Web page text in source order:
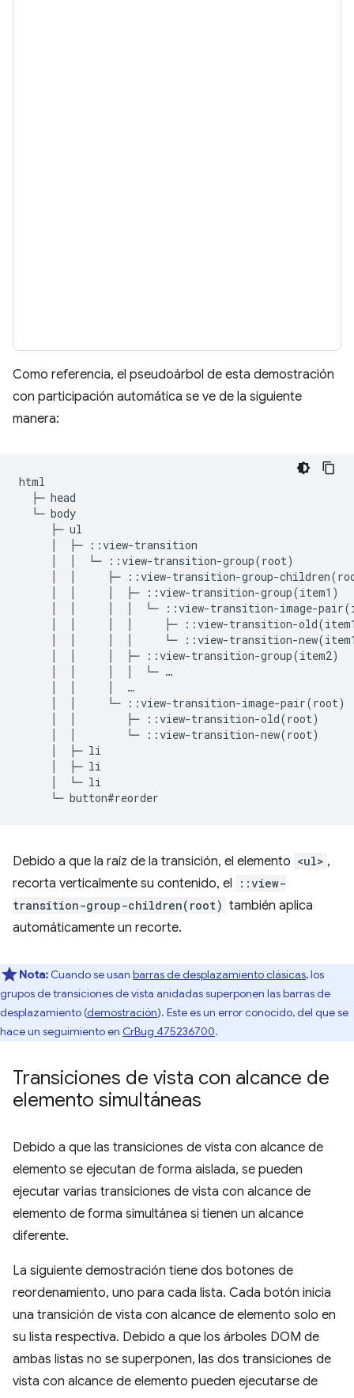
Como referencia, el pseudoárbol de esta demostración
con participación automática se ve de la siguiente
manera:
html
  ├─ head
  └─ body
     ├─ ul
     │  ├─ ::view-transition
     │  │  └─ ::view-transition-group(root)
│  │     ├─ ::view-transition-group-
     │  │     │  ├─ ::view-transition-group(item1)
│  │     │  │  └─ ::view-transition-image-
│  │     │  │     ├─ ::view-transition-
│  │     │  │     └─ ::view-transition-
     │  │     │  ├─ ::view-transition-group(item2)
     │  │     │  │  └─ …
     │  │     │  …
     │  │     └─ ::view-transition-image-pair(root)
     │  │        ├─ ::view-transition-old(root)
     │  │        └─ ::view-transition-new(root)
     │  ├─ li
     │  ├─ li
     │  └─ li
Debido a que la raíz de la transición, el elemento <ul> ,
recorta verticalmente su contenido, el
::view-
transition-group-children(root) también aplica
automáticamente un recorte.
Nota: Cuando se usan barras de desplazamiento clásicas, los
grupos de transiciones de vista anidadas superponen las barras de
desplazamiento (demostración). Este es un error conocido, del que se
hace un seguimiento en CrBug 475236700.
Transiciones de vista con alcance de
elemento simultáneas
Debido a que las transiciones de vista con alcance de
elemento se ejecutan de forma aislada, se pueden
ejecutar varias transiciones de vista con alcance de
elemento de forma simultánea si tienen un alcance
diferente.
La siguiente demostración tiene dos botones de
reordenamiento, uno para cada lista. Cada botón inicia
una transición de vista con alcance de elemento solo en
su lista respectiva. Debido a que los árboles DOM de
ambas listas no se superponen, las dos transiciones de
vista con alcance de elemento pueden ejecutarse de